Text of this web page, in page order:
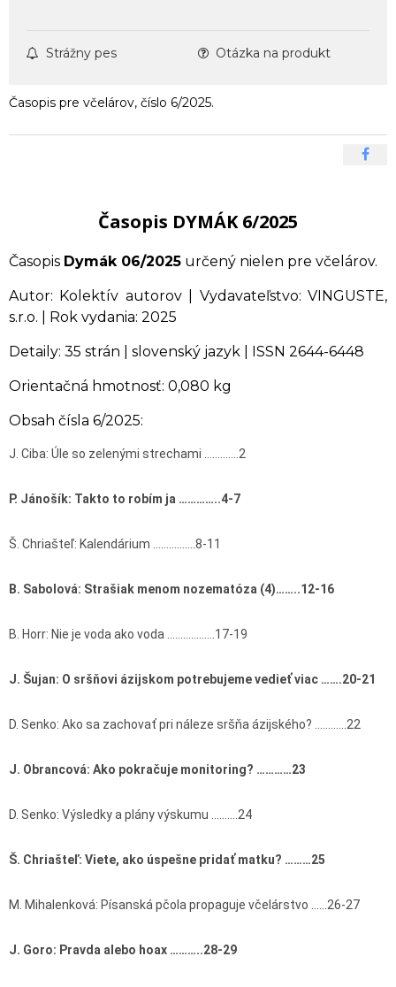
Strážny pes Otázka na produkt
Časopis pre včelárov, číslo 6/2025.
Časopis DYMÁK 6/2025
Časopis Dymák 06/2025 určený nielen pre včelárov.
Autor: Kolektív autorov | Vydavateľstvo: VINGUSTE,
s.r.o. | Rok vydania: 2025
Detaily: 35 strán | slovenský jazyk | ISSN 2644-6448
Orientačná hmotnosť: 0,080 kg
Obsah čísla 6/2025:
J. Ciba: Úle so zelenými strechami ………….2
P. Jánošík: Takto to robím ja …………..4-7
Š. Chriašteľ: Kalendárium …………….8-11
B. Sabolová: Strašiak menom nozematóza (4)……..12-16
B. Horr: Nie je voda ako voda ………………17-19
J. Šujan: O sršňovi ázijskom potrebujeme vedieť viac …….20-21
D. Senko: Ako sa zachovať pri náleze sršňa ázijského? …………22
J. Obrancová: Ako pokračuje monitoring? …………23
D. Senko: Výsledky a plány výskumu ……….24
Š. Chriašteľ: Viete, ako úspešne pridať matku? ………25
M. Mihalenková: Písanská pčola propaguje včelárstvo ……26-27
J. Goro: Pravda alebo hoax ………..28-29